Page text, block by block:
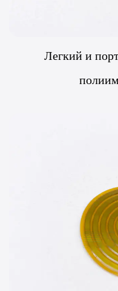
Легкий и